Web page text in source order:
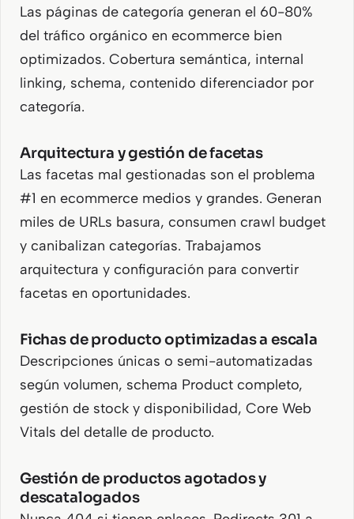
Las páginas de categoría generan el 60-80%
del tráfico orgánico en ecommerce bien
optimizados. Cobertura semántica, internal
linking, schema, contenido diferenciador por
categoría.
Arquitectura y gestión de facetas
Las facetas mal gestionadas son el problema
#1 en ecommerce medios y grandes. Generan
miles de URLs basura, consumen crawl budget
y canibalizan categorías. Trabajamos
arquitectura y configuración para convertir
facetas en oportunidades.
Fichas de producto optimizadas a escala
Descripciones únicas o semi-automatizadas
según volumen, schema Product completo,
gestión de stock y disponibilidad, Core Web
Vitals del detalle de producto.
Gestión de productos agotados y
descatalogados